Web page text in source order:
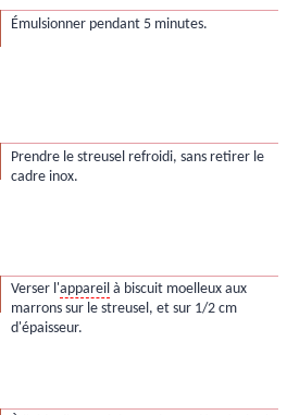
Émulsionner pendant 5 minutes.
Prendre le streusel refroidi, sans retirer le
cadre inox.
Verser l'appareilà biscuit moelleux aux
marrons sur le streusel, et sur 1/2 cm
d'épaisseur.